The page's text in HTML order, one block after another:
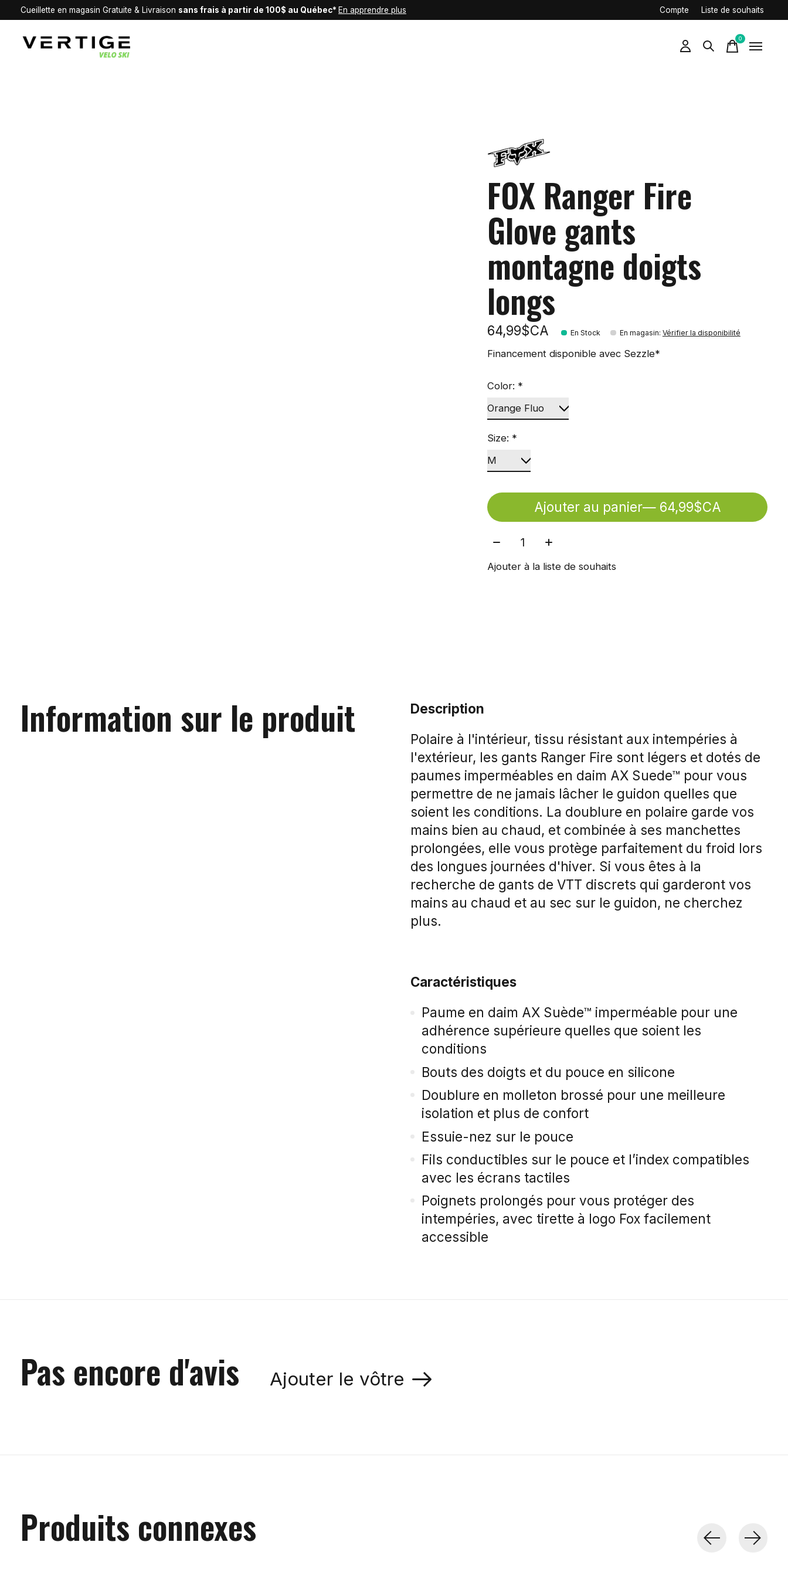
Cueillette en magasin Gratuite & Livraison sans frais à partir de 100$ au Québec* En apprendre plus Compte Liste de souhaits
0items
FOX Ranger Fire
Glove gants
montagne doigts
longs
64,99$CA En Stock En magasin: Vérifier la disponibilité
Financement disponible avec Sezzle*
Color: *
Size: *
Ajouter au panier
— 64,99$CA
Quantité:
Ajouter à la liste de souhaits
Information sur le produit
Description
Polaire à l'intérieur, tissu résistant aux intempéries à
l'extérieur, les gants Ranger Fire sont légers et dotés de
paumes imperméables en daim AX Suede™ pour vous
permettre de ne jamais lâcher le guidon quelles que
soient les conditions. La doublure en polaire garde vos
mains bien au chaud, et combinée à ses manchettes
prolongées, elle vous protège parfaitement du froid lors
des longues journées d'hiver. Si vous êtes à la
recherche de gants de VTT discrets qui garderont vos
mains au chaud et au sec sur le guidon, ne cherchez
plus.
Caractéristiques
Paume en daim AX Suède™ imperméable pour une
adhérence supérieure quelles que soient les
conditions
Bouts des doigts et du pouce en silicone
Doublure en molleton brossé pour une meilleure
isolation et plus de confort
Essuie-nez sur le pouce
Fils conductibles sur le pouce et l’index compatibles
avec les écrans tactiles
Poignets prolongés pour vous protéger des
intempéries, avec tirette à logo Fox facilement
accessible
Pas encore d'avis Ajouter le vôtre
Produits connexes